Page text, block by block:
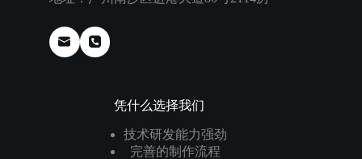
凭什么选择我们
技术研发能力强劲
完善的制作流程